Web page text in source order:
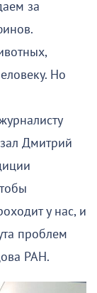
за
Но
Дмитрий
у нас, и
проблем
РАН.